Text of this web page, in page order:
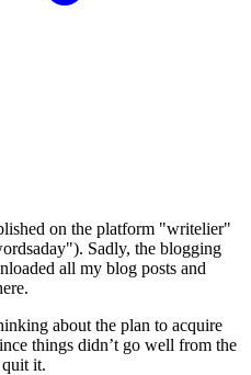
on the platform "writelier"
Sadly, the blogging
all my blog posts and
about the plan to acquire
things didn’t go well from the
it.